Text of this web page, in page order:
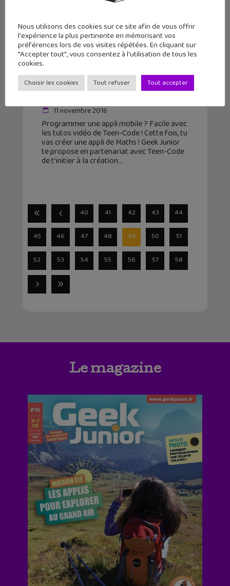
Tuto vidéo : crée une application
mobile Maths Attack !
11 novembre 2016
Programmer une appli mobile ? Facile avec
les tutos vidéo de Teen-Code ! Cette fois, tu
vas créer une appli de Maths ! Geek Junior
te propose en partenariat avec Teen-Code
de t’initier à la création
40 41 42 43 44
45 46 47 48 49 50 51
52 53 54 55 56 57 58
Le magazine
Nous utilisons des cookies sur ce site afin de vous offrir
l'expérience la plus pertinente en mémorisant vos
préférences lors de vos visites répétées. En cliquant sur
"Accepter tout", vous consentez à l'utilisation de tous les
cookies.
Choisir les cookies Tout refuser Tout accepter